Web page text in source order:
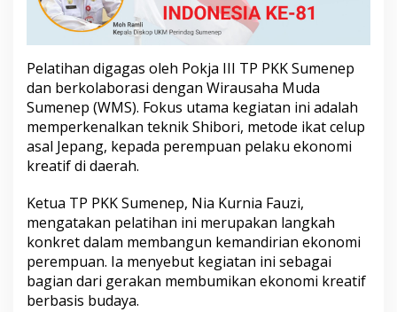
o
r
Pelatihan digagas oleh Pokja III TP PKK Sumenep
dan berkolaborasi dengan Wirausaha Muda
Sumenep (WMS). Fokus utama kegiatan ini adalah
memperkenalkan teknik Shibori, metode ikat celup
asal Jepang, kepada perempuan pelaku ekonomi
kreatif di daerah.
Ketua TP PKK Sumenep, Nia Kurnia Fauzi,
mengatakan pelatihan ini merupakan langkah
konkret dalam membangun kemandirian ekonomi
perempuan. Ia menyebut kegiatan ini sebagai
bagian dari gerakan membumikan ekonomi kreatif
berbasis budaya.